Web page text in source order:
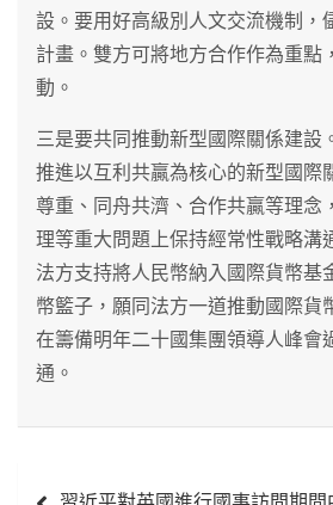
設。要用好高級別人文交流機制，
計畫。雙方可將地方合作作為重點
動。
三是要共同推動新型國際關係建設
推進以互利共贏為核心的新型國際
尊重、同舟共濟、合作共贏等理念
理等重大問題上保持經常性戰略溝
法方支持將人民幣納入國際貨幣基
幣籃子，願同法方一道推動國際貨
在籌備明年二十國集團領導人峰會
通。